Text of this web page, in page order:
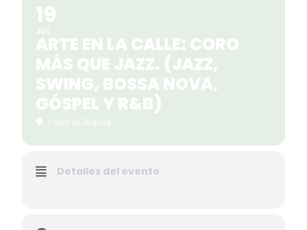
19
JUL
ARTE EN LA CALLE: CORO
MÁS QUE JAZZ. (JAZZ,
SWING, BOSSA NOVA,
GÓSPEL Y R&B)
Paseo de Begoña
Detalles del evento